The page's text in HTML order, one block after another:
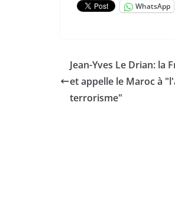
WhatsApp
Jean-Yves Le Drian: la
et appelle le Maroc à
terrorisme"